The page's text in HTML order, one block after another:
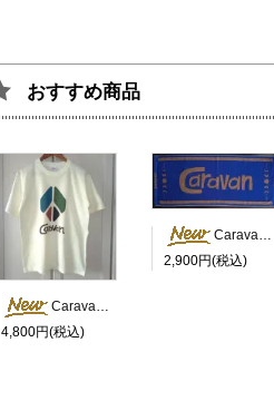
おすすめ商品
Caravan Peace Tシャツ
4,800円(税込)
Caravan Summer フェイスタオル2026（ジャガード織）
2,900円(税込)